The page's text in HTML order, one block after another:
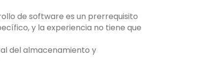
de software es un prerrequisito
y la experiencia no tiene que
del almacenamiento y